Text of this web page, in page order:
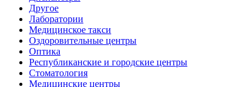
Другое
Лаборатории
Медицинское такси
Оздоровительные центры
Оптика
Республиканские и городские центры
Стоматология
Медицинские центры